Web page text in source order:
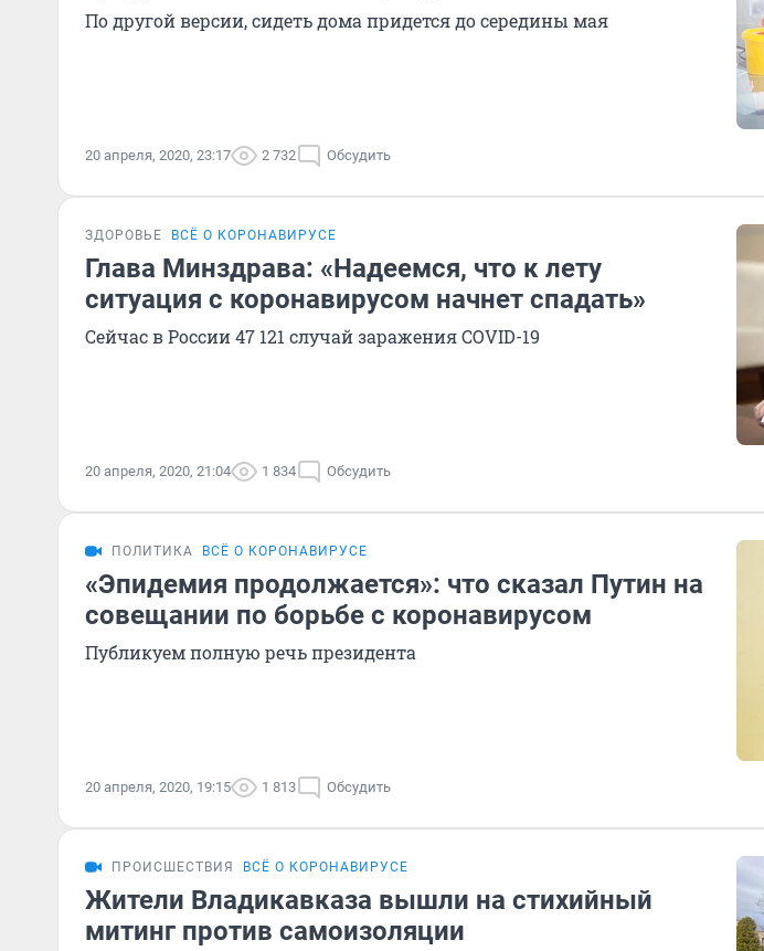
По другой версии, сидеть дома придется до середины мая
20 апреля, 2020, 23:17 2 732 Обсудить
ЗДОРОВЬЕ ВСЁ О КОРОНАВИРУСЕ
Глава Минздрава: «Надеемся, что к лету
ситуация с коронавирусом начнет спадать»
Сейчас в России 47 121 случай заражения COVID-19
20 апреля, 2020, 21:04 1 834 Обсудить
ПОЛИТИКА ВСЁ О КОРОНАВИРУСЕ
«Эпидемия продолжается»: что сказал Путин на
совещании по борьбе с коронавирусом
Публикуем полную речь президента
20 апреля, 2020, 19:15 1 813 Обсудить
ПРОИСШЕСТВИЯ ВСЁ О КОРОНАВИРУСЕ
Жители Владикавказа вышли на стихийный
митинг против самоизоляции